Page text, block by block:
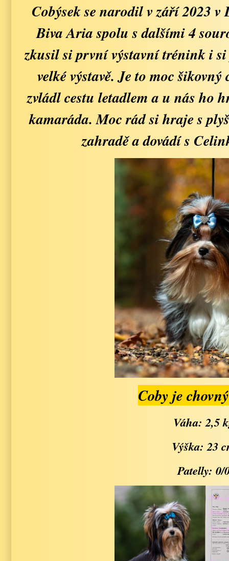
Cobýsek se narodil v září 2023 v
Biva Aria spolu s dalšími 4
zkusil si první výstavní trénink i
velké výstavě. Je to moc
zvládl cestu letadlem a u nás ho
kamaráda. Moc rád si hraje s
zahradě a dovádí s
Coby je
Váha: 2,5
Výška: 23
Patelly: 0/